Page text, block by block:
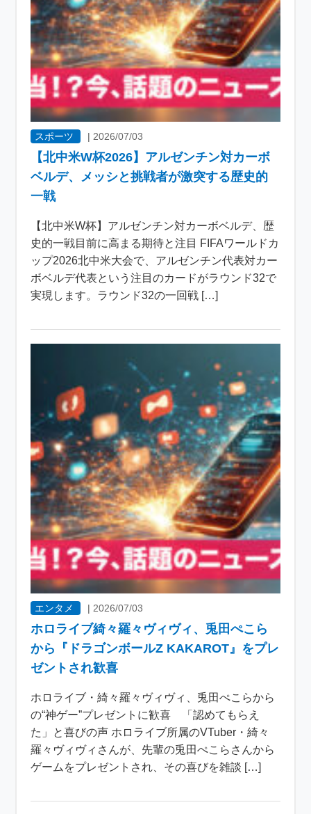
スポーツ | 2026/07/03
【北中米W杯2026】アルゼンチン対カーボ
ベルデ、メッシと挑戦者が激突する歴史的
一戦
【北中米W杯】アルゼンチン対カーボベルデ、歴
史的一戦目前に高まる期待と注目 FIFAワールドカ
ップ2026北中米大会で、アルゼンチン代表対カー
ボベルデ代表という注目のカードがラウンド32で
実現します。ラウンド32の一回戦 […]
エンタメ | 2026/07/03
ホロライブ綺々羅々ヴィヴィ、兎田ぺこら
から『ドラゴンボールZ KAKAROT』をプレ
ゼントされ歓喜
ホロライブ・綺々羅々ヴィヴィ、兎田ぺこらから
の“神ゲー”プレゼントに歓喜 「認めてもらえ
た」と喜びの声 ホロライブ所属のVTuber・綺々
羅々ヴィヴィさんが、先輩の兎田ぺこらさんから
ゲームをプレゼントされ、その喜びを雑談 […]